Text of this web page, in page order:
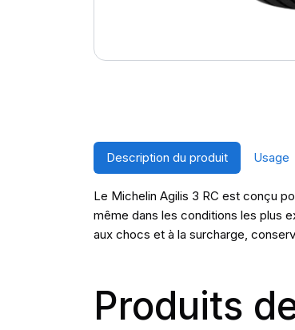
Description du produit Usage
Le Michelin Agilis 3 RC est conçu
même dans les conditions les plus
aux chocs et à la surcharge,
Produits